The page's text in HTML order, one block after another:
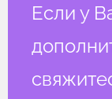
Если у